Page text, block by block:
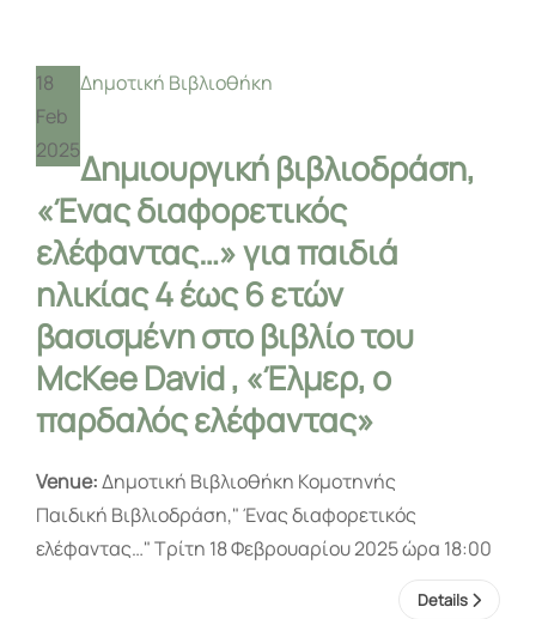
18
Feb
2025
Δημοτική Βιβλιοθήκη
Δημιουργική βιβλιοδράση,
«Ένας διαφορετικός
ελέφαντας…» για παιδιά
ηλικίας 4 έως 6 ετών
βασισμένη στο βιβλίο του
McKee David , «Έλμερ, ο
παρδαλός ελέφαντας»
Venue:Δημοτική Βιβλιοθήκη Κομοτηνής
Παιδική Βιβλιοδράση," Ένας διαφορετικός
ελέφαντας…" Τρίτη 18 Φεβρουαρίου 2025 ώρα 18:00
Details